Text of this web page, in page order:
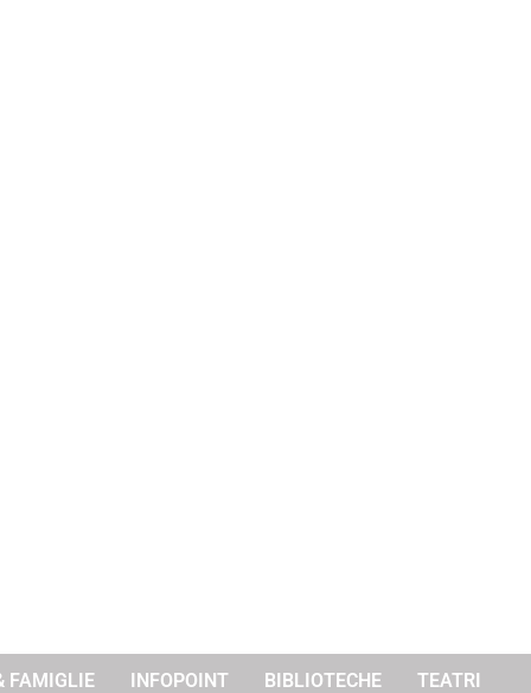
FAMIGLIE INFOPOINT BIBLIOTECHE TEATRI